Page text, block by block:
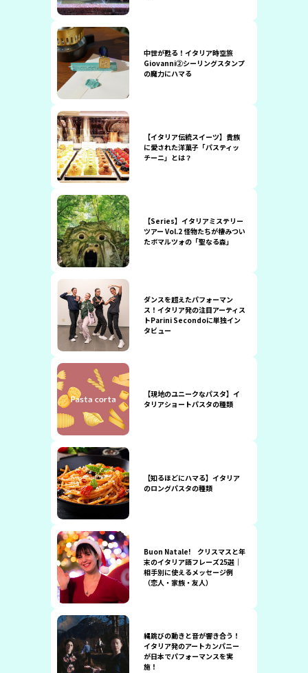
中世が甦る！イタリア時空旅
Giovanni②シーリングスタンプ
の魔力にハマる
【イタリア伝統スイーツ】貴族
に愛された洋菓子「パスティッ
チーニ」とは？
【Series】イタリアミステリー
ツアー Vol.2 怪物たちが棲みつい
たボマルツォの「聖なる森」
ダンスを超えたパフォーマン
ス！イタリア発の注目アーティス
トParini Secondoに単独イン
タビュー
【現地のユニークなパスタ】イ
タリアショートパスタの種類
【知るほどにハマる】イタリア
のロングパスタの種類
Buon Natale! クリスマスと年
末のイタリア語フレーズ25選｜
相手別に使えるメッセージ例
（恋人・家族・友人）
縄跳びの動きと音が響き合う！
イタリア発のアートカンパニー
が日本でパフォーマンスを実
施！